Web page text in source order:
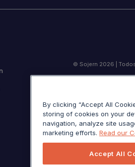
© Sojern 2026 |
Aviso de California en el
Sus opciones
By clicking “Accept All
storing of cookies on your
navigation, analyze site
marketing efforts. Read our
Accept All